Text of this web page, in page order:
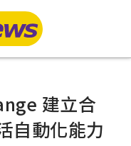
建立合
自動化能力